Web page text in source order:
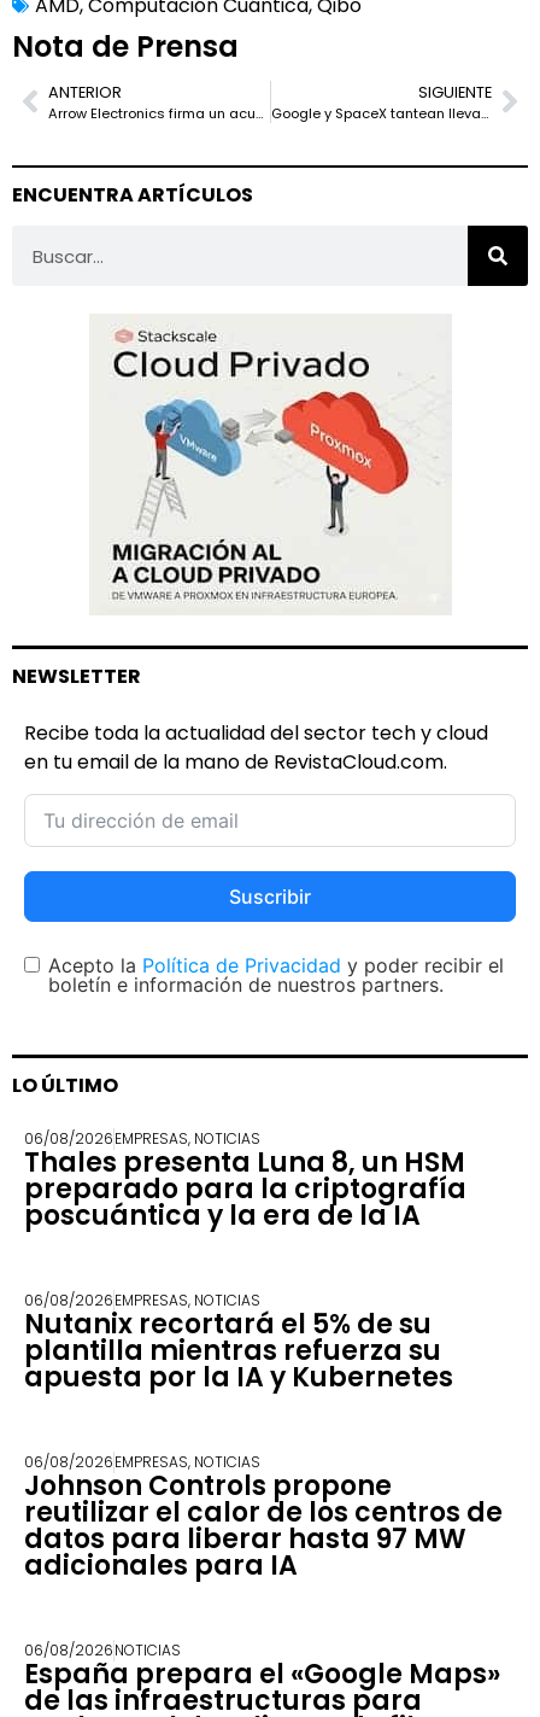
Nota de Prensa
ANTERIOR
Arrow Electronics firma un acuerdo estratégico con Motorola Solutions para reforzar su oferta de seguridad inteligente en EMEA
SIGUIENTE
Google y SpaceX tantean llevar los centros de datos de IA al espacio
ENCUENTRA ARTÍCULOS
NEWSLETTER
Recibe toda la actualidad del sector tech y cloud
en tu email de la mano de RevistaCloud.com.
Suscribir
Acepto la Política de Privacidad y poder recibir el
boletín e información de nuestros partners.
LO ÚLTIMO
06/08/2026EMPRESAS, NOTICIAS
Thales presenta Luna 8, un HSM
preparado para la criptografía
poscuántica y la era de la IA
06/08/2026EMPRESAS, NOTICIAS
Nutanix recortará el 5% de su
plantilla mientras refuerza su
apuesta por la IA y Kubernetes
06/08/2026EMPRESAS, NOTICIAS
Johnson Controls propone
reutilizar el calor de los centros de
datos para liberar hasta 97 MW
adicionales para IA
06/08/2026NOTICIAS
España prepara el «Google Maps»
de las infraestructuras para